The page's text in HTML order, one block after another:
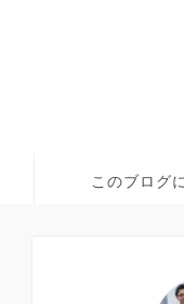
このブログ